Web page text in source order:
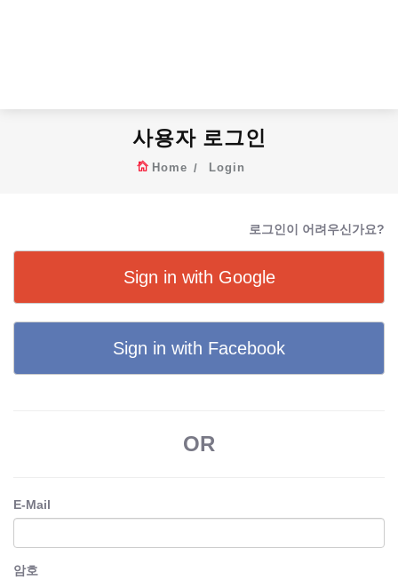
사용자 로그인
Home Login
로그인이 어려우신가요?
Sign in with Google
Sign in with Facebook
OR
E-Mail
암호